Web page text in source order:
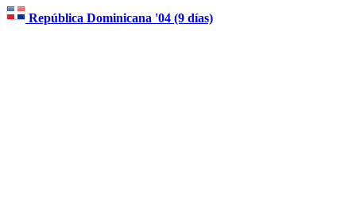
República Dominicana '04 (9 días)